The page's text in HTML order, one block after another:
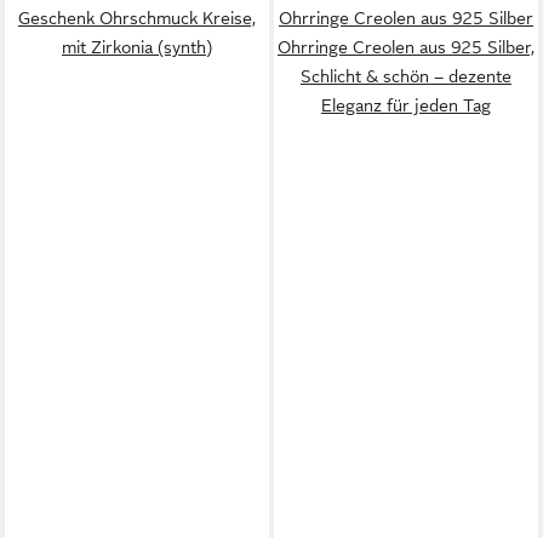
Geschenk Ohrschmuck Kreise,
mit Zirkonia (synth)
Ohrringe Creolen aus 925 Silber
Ohrringe Creolen aus 925 Silber,
Schlicht & schön – dezente
Eleganz für jeden Tag